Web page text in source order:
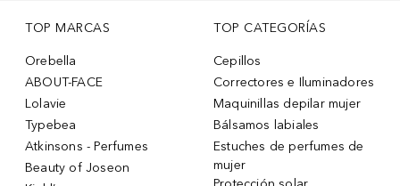
TOP MARCAS
Orebella
ABOUT-FACE
Lolavie
Typebea
Atkinsons - Perfumes
Beauty of Joseon
TOP CATEGORÍAS
Cepillos
Correctores e Iluminadores
Maquinillas depilar mujer
Bálsamos labiales
Estuches de perfumes de
mujer